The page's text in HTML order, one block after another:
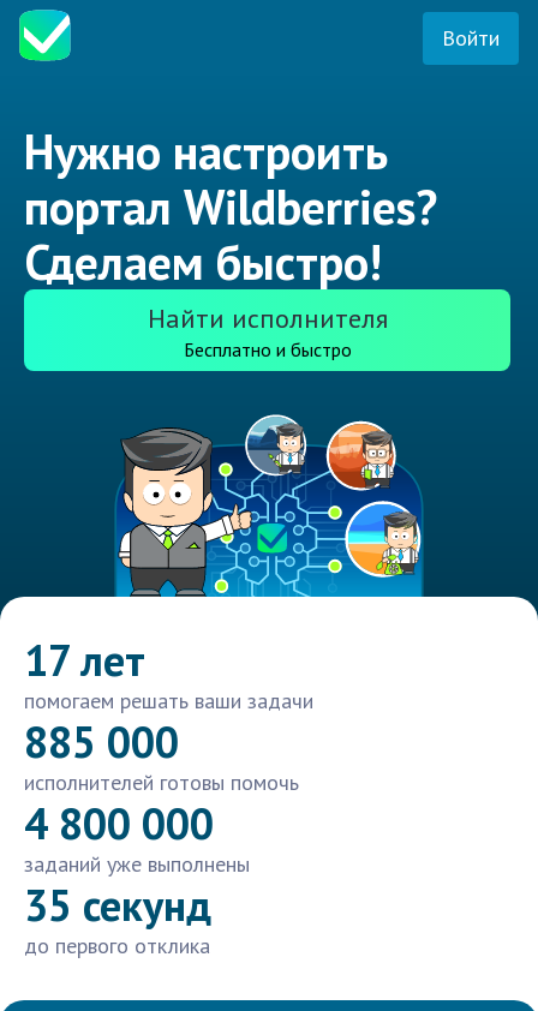
Войти
Нужно настроить
портал Wildberries?
Сделаем быстро!
Найти исполнителя
Бесплатно и быстро
17 лет
помогаем решать ваши задачи
885 000
исполнителей готовы помочь
4 800 000
заданий уже выполнены
35 секунд
до первого отклика